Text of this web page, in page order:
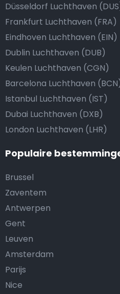
Düsseldorf Luchthaven
Frankfurt Luchthaven (FRA)
Eindhoven Luchthaven (EIN)
Dublin Luchthaven (DUB)
Keulen Luchthaven (CGN)
Barcelona Luchthaven
Istanbul Luchthaven (IST)
Dubai Luchthaven (DXB)
London Luchthaven (LHR)
Populaire
Brussel
Zaventem
Antwerpen
Gent
Leuven
Amsterdam
Parijs
Nice